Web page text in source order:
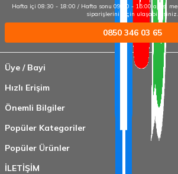
Hafta içi 08:30 - 18:00 / Hafta sonu 09:00 - 15:00 arası
siparişleriniz için ulaşabilirsiniz.
0850 346 03 65
Üye / Bayi
Hızlı Erişim
Önemli Bilgiler
Popüler Kategoriler
Popüler Ürünler
İLETİŞİM